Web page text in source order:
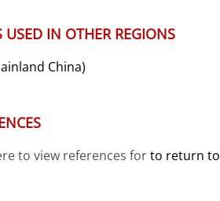
USED IN OTHER REGIONS
China)
to view references forto return to